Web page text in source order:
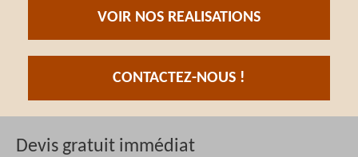
VOIR NOS REALISATIONS
CONTACTEZ-NOUS !
Devis gratuit immédiat